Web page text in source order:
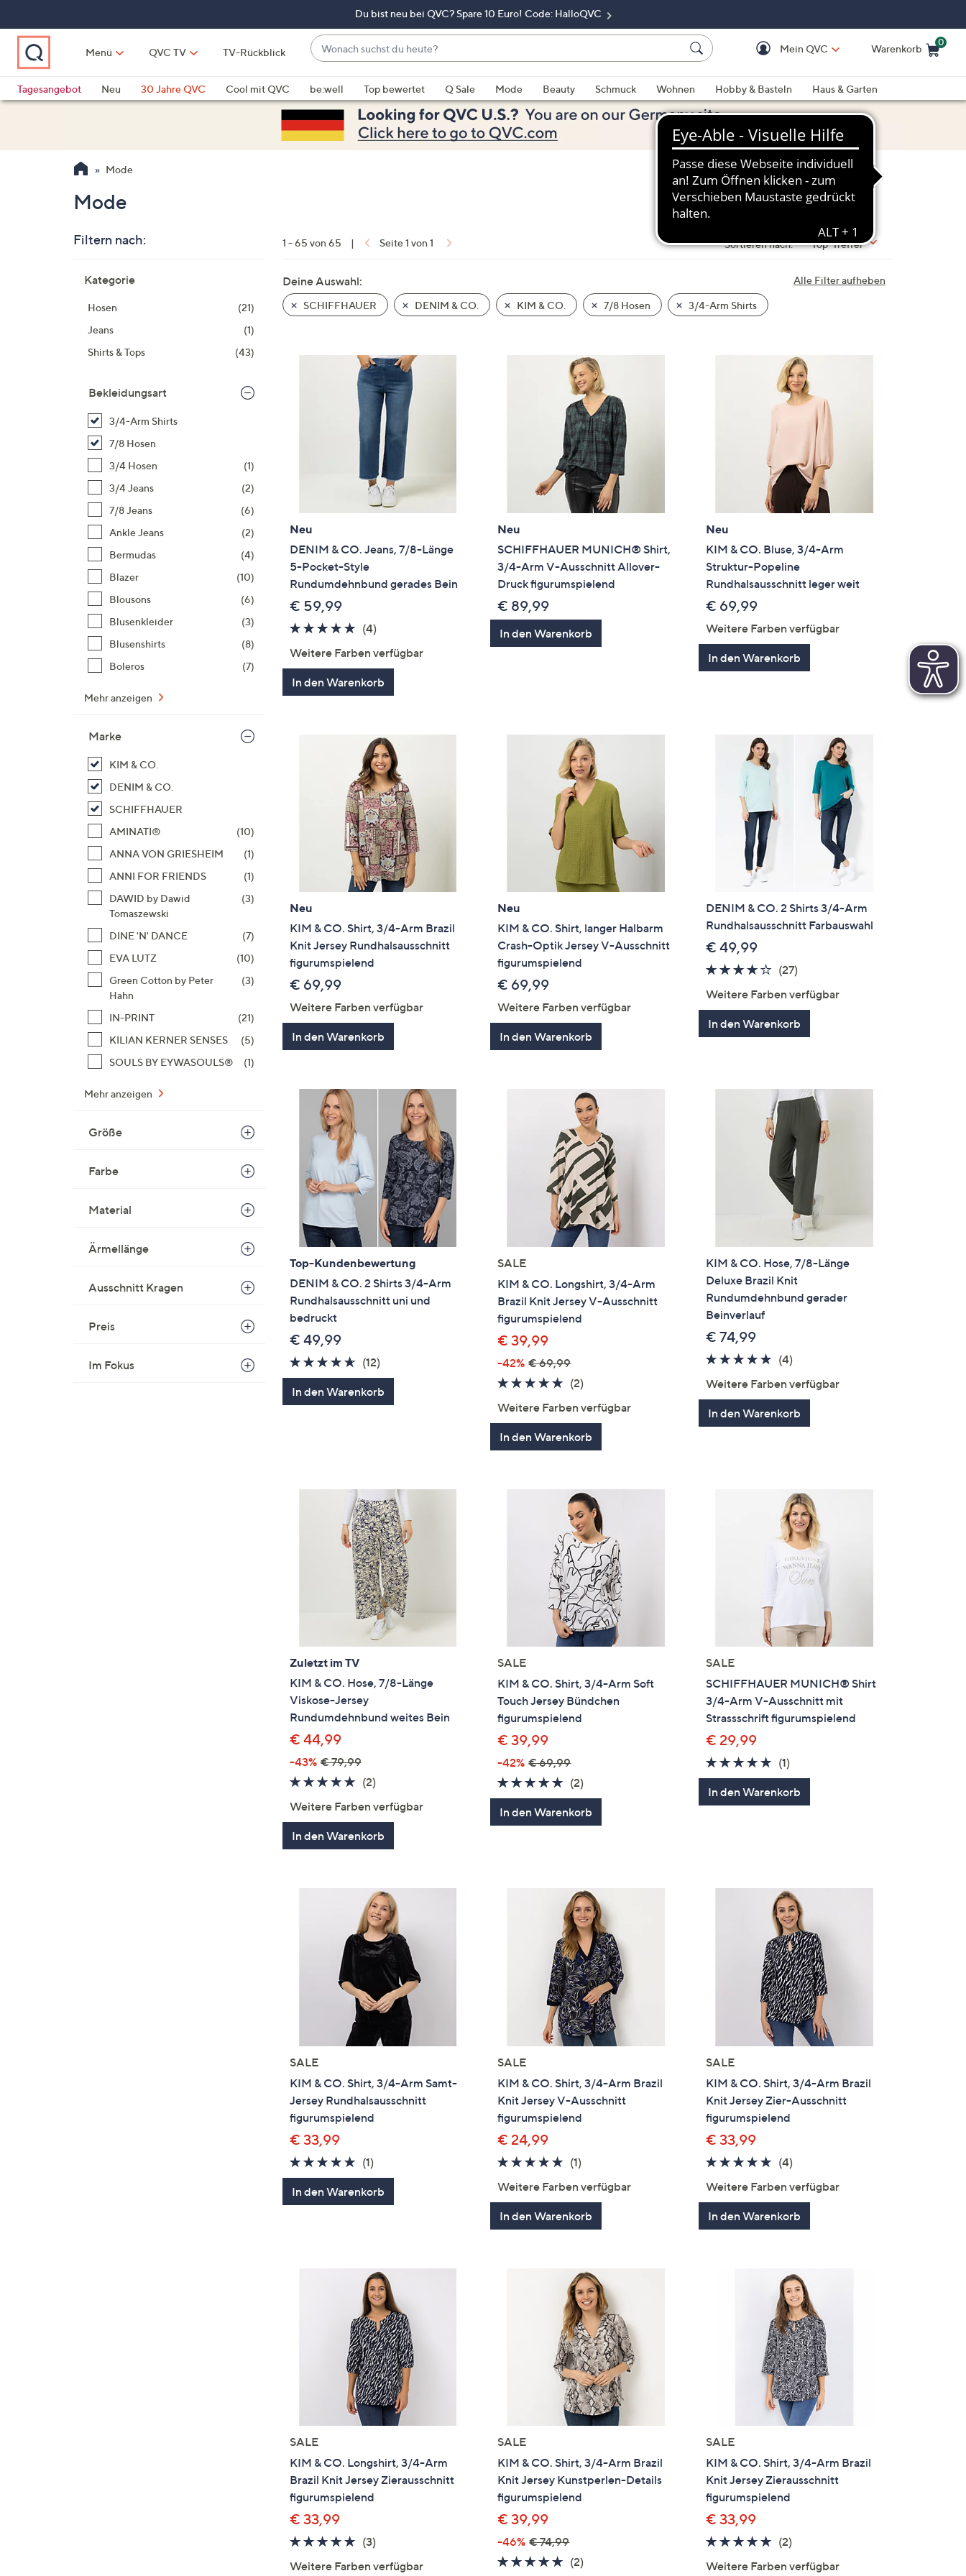
springen
Du bist neu bei QVC? Spare 10 Euro! Code: HalloQVC
Menü QVC TV TV-Rückblick
Wonach
suchst
du
heute?
Vorschläge
verfügbar
sind,
verwenden
und
unten
oder
wischen
anzuzeigen.
Mein QVC Warenkorb
0
Tagesangebot
Neu 30 Jahre QVC Cool mit QVC be:well Top bewertet Q Sale Mode Beauty Schmuck Wohnen Hobby & Basteln
Haus & Garten
Mode
Mode
Filtern nach:
Produktliste
Kategorie
Hosen
(21)
Jeans
(1)
Shirts & Tops
(43)
Bekleidungsart
3/4-Arm Shirts
7/8 Hosen
3/4 Hosen
(1)
3/4 Jeans
(2)
7/8 Jeans
(6)
Ankle Jeans
(2)
Bermudas
(4)
Blazer
(10)
Blousons
(6)
Blusenkleider
(3)
Blusenshirts
(8)
Boleros
(7)
Mehr anzeigen
Marke
KIM & CO.
DENIM & CO.
SCHIFFHAUER
AMINATI®
(10)
ANNA VON GRIESHEIM
(1)
ANNI FOR FRIENDS
(1)
DAWID by Dawid
Tomaszewski
(3)
DINE 'N' DANCE
(7)
EVA LUTZ
(10)
Green Cotton by Peter
Hahn
(3)
IN-PRINT
(21)
KILIAN KERNER SENSES
(5)
SOULS BY EYWASOULS®
(1)
Mehr anzeigen
Größe
Farbe
Material
Ärmellänge
Ausschnitt Kragen
Preis
Im Fokus
1 - 65 von 65 | Seite 1 von 1 Sortieren nach: Top-Treffer
Alle Filter aufheben
Deine Auswahl:
SCHIFFHAUER DENIM & CO. KIM & CO. 7/8 Hosen 3/4-Arm Shirts
Neu
DENIM & CO. Jeans, 7/8-Länge
5-Pocket-Style
Rundumdehnbund gerades Bein
€ 59,99
4.8
5
(4)4
Weitere Farben verfügbar
In den Warenkorb
Neu
SCHIFFHAUER MUNICH® Shirt,
3/4-Arm V-Ausschnitt Allover-
Druck figurumspielend
€ 89,99
In den Warenkorb
Neu
KIM & CO. Bluse, 3/4-Arm
Struktur-Popeline
Rundhalsausschnitt leger weit
€ 69,99
Weitere Farben verfügbar
In den Warenkorb
Neu
KIM & CO. Shirt, 3/4-Arm Brazil
Knit Jersey Rundhalsausschnitt
figurumspielend
€ 69,99
Weitere Farben verfügbar
In den Warenkorb
Neu
KIM & CO. Shirt, langer Halbarm
Crash-Optik Jersey V-Ausschnitt
figurumspielend
€ 69,99
Weitere Farben verfügbar
In den Warenkorb
DENIM & CO. 2 Shirts 3/4-Arm
Rundhalsausschnitt Farbauswahl
€ 49,99
4.1
(27)
Weitere Farben verfügbar
In den Warenkorb
Top-Kundenbewertung
DENIM & CO. 2 Shirts 3/4-Arm
Rundhalsausschnitt uni und
bedruckt
€ 49,99
4.6
von
5
(12)12
Bewertungen
In den Warenkorb
SALE
KIM & CO. Longshirt, 3/4-Arm
Brazil Knit Jersey V-Ausschnitt
figurumspielend
€ 39,99
-42% € 69,99
5.0
5
(2)
Weitere Farben verfügbar
In den Warenkorb
KIM & CO. Hose, 7/8-Länge
Deluxe Brazil Knit
Rundumdehnbund gerader
Beinverlauf
€ 74,99
5.0
5
(4)
Weitere Farben verfügbar
In den Warenkorb
Zuletzt im TV
KIM & CO. Hose, 7/8-Länge
Viskose-Jersey
Rundumdehnbund weites Bein
€ 44,99
-43% € 79,99
5.0
(2)2
Weitere Farben verfügbar
In den Warenkorb
SALE
KIM & CO. Shirt, 3/4-Arm Soft
Touch Jersey Bündchen
figurumspielend
€ 39,99
-42% € 69,99
5.0
von
5
(2)
Bewertungen
In den Warenkorb
SALE
SCHIFFHAUER MUNICH® Shirt
3/4-Arm V-Ausschnitt mit
Strassschrift figurumspielend
€ 29,99
5.0
von
5
(1)
Bewertungen
In den Warenkorb
SALE
KIM & CO. Shirt, 3/4-Arm Samt-
Jersey Rundhalsausschnitt
figurumspielend
€ 33,99
5.0
von
5
(1)1
Bewertungen
In den Warenkorb
SALE
KIM & CO. Shirt, 3/4-Arm Brazil
Knit Jersey V-Ausschnitt
figurumspielend
€ 24,99
5.0
5
(1)
Weitere Farben verfügbar
In den Warenkorb
SALE
KIM & CO. Shirt, 3/4-Arm Brazil
Knit Jersey Zier-Ausschnitt
figurumspielend
€ 33,99
5.0
5
(4)
Weitere Farben verfügbar
In den Warenkorb
SALE
KIM & CO. Longshirt, 3/4-Arm
Brazil Knit Jersey Zierausschnitt
figurumspielend
€ 33,99
5.0
(3)3
Weitere Farben verfügbar
SALE
KIM & CO. Shirt, 3/4-Arm Brazil
Knit Jersey Kunstperlen-Details
figurumspielend
€ 39,99
-46% € 74,99
5.0
(2)
SALE
KIM & CO. Shirt, 3/4-Arm Brazil
Knit Jersey Zierausschnitt
figurumspielend
€ 33,99
5.0
(2)
Weitere Farben verfügbar